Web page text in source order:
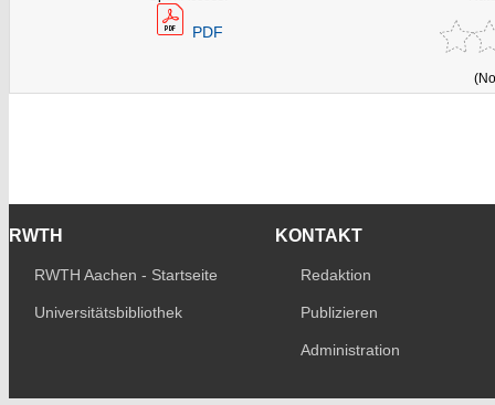
PDF
RWTH
RWTH Aachen - Startseite
Universitätsbibliothek
KONTAKT
Redaktion
Publizieren
Administration